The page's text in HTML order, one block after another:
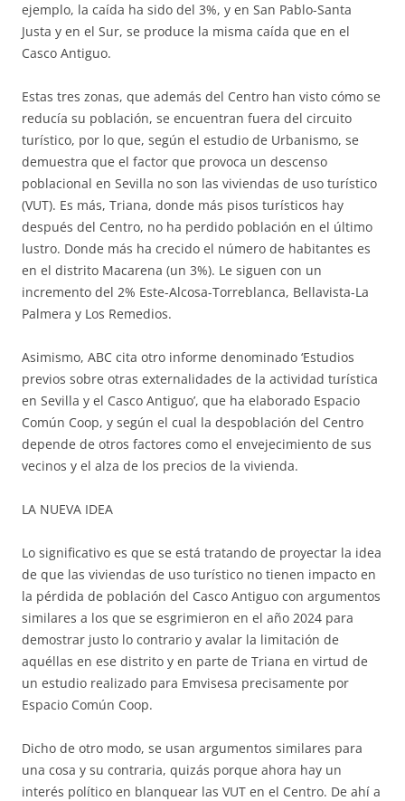
ejemplo, la caída ha sido del 3%, y en San Pablo-Santa
Justa y en el Sur, se produce la misma caída que en el
Casco Antiguo.
Estas tres zonas, que además del Centro han visto cómo se
reducía su población, se encuentran fuera del circuito
turístico, por lo que, según el estudio de Urbanismo, se
demuestra que el factor que provoca un descenso
poblacional en Sevilla no son las viviendas de uso turístico
(VUT). Es más, Triana, donde más pisos turísticos hay
después del Centro, no ha perdido población en el último
lustro. Donde más ha crecido el número de habitantes es
en el distrito Macarena (un 3%). Le siguen con un
incremento del 2% Este-Alcosa-Torreblanca, Bellavista-La
Palmera y Los Remedios.
Asimismo, ABC cita otro informe denominado ‘Estudios
previos sobre otras externalidades de la actividad turística
en Sevilla y el Casco Antiguo’, que ha elaborado Espacio
Común Coop, y según el cual la despoblación del Centro
depende de otros factores como el envejecimiento de sus
vecinos y el alza de los precios de la vivienda.
LA NUEVA IDEA
Lo significativo es que se está tratando de proyectar la idea
de que las viviendas de uso turístico no tienen impacto en
la pérdida de población del Casco Antiguo con argumentos
similares a los que se esgrimieron en el año 2024 para
demostrar justo lo contrario y avalar la limitación de
aquéllas en ese distrito y en parte de Triana en virtud de
un estudio realizado para Emvisesa precisamente por
Espacio Común Coop.
Dicho de otro modo, se usan argumentos similares para
una cosa y su contraria, quizás porque ahora hay un
interés político en blanquear las VUT en el Centro. De ahí a